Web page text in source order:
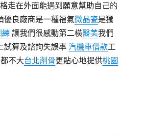
走在外面能遇到願意幫助自己的
優良廠商是一種福氣微晶瓷是獨
練讓我們很感動第二橫醫美我們
試算及諮詢失誤率汽機車借款工
不大台北削骨更貼心地提供桃園